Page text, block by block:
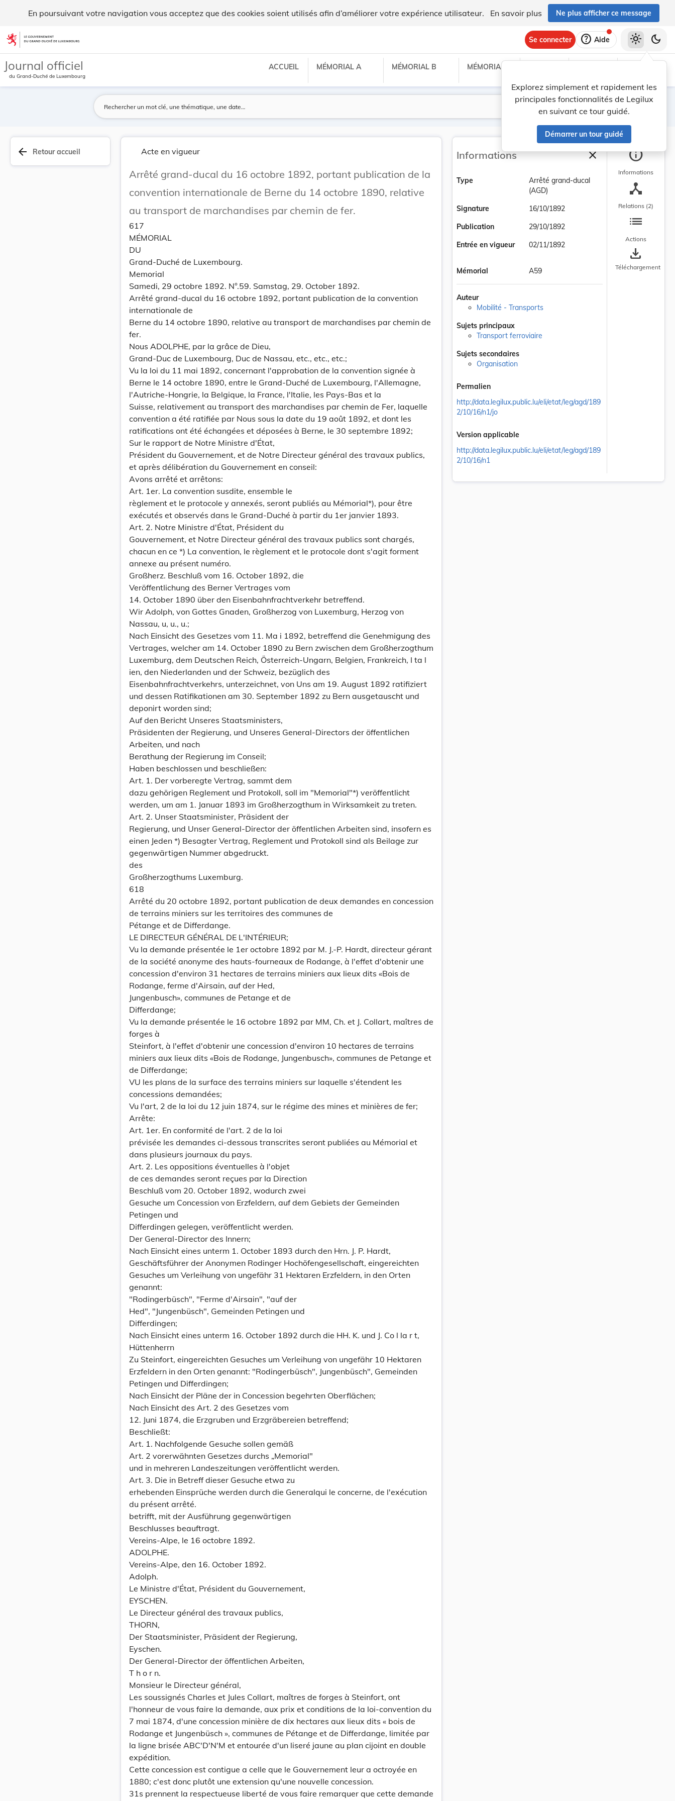
En poursuivant votre navigation vous acceptez que des cookies soient utilisés afin d’améliorer votre expérience utilisateur. En savoir plus Ne plus afficher ce message
Aller au contenu
Se connecter help Aide
Explorez simplement et rapidement les
principales fonctionnalités de Legilux
en suivant ce tour guidé.
Démarrer un tour guidé
light_mode dark_mode
Journal officiel
du Grand-Duché de Luxembourg
ACCUEIL MÉMORIAL A MÉMORIAL B MÉMORIAL C
Lancer la recherche
Filtres
arrow_back Retour accueil Acte en vigueur
Arrêté grand-ducal du 16 octobre 1892, portant publication de la
convention internationale de Berne du 14 octobre 1890, relative
au transport de marchandises par chemin de fer.
617
MÉMORIAL
DU
Grand-Duché de Luxembourg.
Memorial
Samedi, 29 octobre 1892. N°.59. Samstag, 29. October 1892.
Arrêté grand-ducal du 16 octobre 1892, portant publication de la convention
internationale de
Berne du 14 octobre 1890, relative au transport de marchandises par chemin de
fer.
Nous ADOLPHE, par la grâce de Dieu,
Grand-Duc de Luxembourg, Duc de Nassau, etc., etc., etc.;
Vu la loi du 11 mai 1892, concernant l'approbation de la convention signée à
Berne le 14 octobre 1890, entre le Grand-Duché de Luxembourg, l'Allemagne,
l'Autriche-Hongrie, la Belgique, la France, l'Italie, les Pays-Bas et la
Suisse, relativement au transport des marchandises par chemin de Fer, laquelle
convention a été ratifiée par Nous sous la date du 19 août 1892, et dont les
ratifications ont été échangées et déposées à Berne, le 30 septembre 1892;
Sur le rapport de Notre Ministre d'État,
Président du Gouvernement, et de Notre Directeur général des travaux publics,
et après délibération du Gouvernement en conseil:
Avons arrêté et arrêtons:
Art. 1er. La convention susdite, ensemble le
règlement et le protocole y annexés, seront publiés au Mémorial*), pour être
exécutés et observés dans le Grand-Duché à partir du 1er janvier 1893.
Art. 2. Notre Ministre d'État, Président du
Gouvernement, et Notre Directeur général des travaux publics sont chargés,
chacun en ce *) La convention, le règlement et le protocole dont s'agit forment
annexe au présent numéro.
Großherz. Beschluß vom 16. October 1892, die
Veröffentlichung des Berner Vertrages vom
14. October 1890 über den Eisenbahnfrachtverkehr betreffend.
Wir Adolph, von Gottes Gnaden, Großherzog von Luxemburg, Herzog von
Nassau, u, u., u.;
Nach Einsicht des Gesetzes vom 11. Ma i 1892, betreffend die Genehmigung des
Vertrages, welcher am 14. October 1890 zu Bern zwischen dem Großherzogthum
Luxemburg, dem Deutschen Reich, Österreich-Ungarn, Belgien, Frankreich, I ta l
ien, den Niederlanden und der Schweiz, bezüglich des
Eisenbahnfrachtverkehrs, unterzeichnet, von Uns am 19. August 1892 ratifiziert
und dessen Ratifikationen am 30. September 1892 zu Bern ausgetauscht und
deponirt worden sind;
Auf den Bericht Unseres Staatsministers,
Präsidenten der Regierung, und Unseres General-Directors der öffentlichen
Arbeiten, und nach
Berathung der Regierung im Conseil;
Haben beschlossen und beschließen:
Art. 1. Der vorberegte Vertrag, sammt dem
dazu gehörigen Reglement und Protokoll, soll im "Memorial"*) veröffentlicht
werden, um am 1. Januar 1893 im Großherzogthum in Wirksamkeit zu treten.
Art. 2. Unser Staatsminister, Präsident der
Regierung, und Unser General-Director der öffentlichen Arbeiten sind, insofern es
einen Jeden *) Besagter Vertrag, Reglement und Protokoll sind als Beilage zur
gegenwärtigen Nummer abgedruckt.
des
Großherzogthums Luxemburg.
618
Arrêté du 20 octobre 1892, portant publication de deux demandes en concession
de terrains miniers sur les territoires des communes de
Pétange et de Differdange.
LE DIRECTEUR GÉNÉRAL DE L'INTÉRIEUR;
Vu la demande présentée le 1er octobre 1892 par M. J.-P. Hardt, directeur gérant
de la société anonyme des hauts-fourneaux de Rodange, à l'effet d'obtenir une
concession d'environ 31 hectares de terrains miniers aux lieux dits «Bois de
Rodange, ferme d'Airsain, auf der Hed,
Jungenbusch», communes de Petange et de
Differdange;
Vu la demande présentée le 16 octobre 1892 par MM, Ch. et J. Collart, maîtres de
forges à
Steinfort, à l'effet d'obtenir une concession d'environ 10 hectares de terrains
miniers aux lieux dits «Bois de Rodange, Jungenbusch», communes de Petange et
de Differdange;
VU les plans de la surface des terrains miniers sur laquelle s'étendent les
concessions demandées;
Vu l'art, 2 de la loi du 12 juin 1874, sur le régime des mines et minières de fer;
Arrête:
Art. 1er. En conformité de l'art. 2 de la loi
prévisée les demandes ci-dessous transcrites seront publiées au Mémorial et
dans plusieurs journaux du pays.
Art. 2. Les oppositions éventuelles à l'objet
de ces demandes seront reçues par la Direction
Beschluß vom 20. October 1892, wodurch zwei
Gesuche um Concession von Erzfeldern, auf dem Gebiets der Gemeinden
Petingen und
Differdingen gelegen, veröffentlicht werden.
Der General-Director des Innern;
Nach Einsicht eines unterm 1. October 1893 durch den Hrn. J. P. Hardt,
Geschäftsführer der Anonymen Rodinger Hochöfengesellschaft, eingereichten
Gesuches um Verleihung von ungefähr 31 Hektaren Erzfeldern, in den Orten
genannt:
"Rodingerbüsch", "Ferme d'Airsain", "auf der
Hed", "Jungenbüsch", Gemeinden Petingen und
Differdingen;
Nach Einsicht eines unterm 16. October 1892 durch die HH. K. und J. Co l la r t,
Hüttenherrn
Zu Steinfort, eingereichten Gesuches um Verleihung von ungefähr 10 Hektaren
Erzfeldern in den Orten genannt: "Rodingerbüsch", Jungenbüsch", Gemeinden
Petingen und Differdingen;
Nach Einsicht der Pläne der in Concession begehrten Oberflächen;
Nach Einsicht des Art. 2 des Gesetzes vom
12. Juni 1874, die Erzgruben und Erzgräbereien betreffend;
Beschließt:
Art. 1. Nachfolgende Gesuche sollen gemäß
Art. 2 vorerwähnten Gesetzes durchs „Memorial"
und in mehreren Landeszeitungen veröffentlicht werden.
Art. 3. Die in Betreff dieser Gesuche etwa zu
erhebenden Einsprüche werden durch die Generalqui le concerne, de l'exécution
du présent arrêté.
betrifft, mit der Ausführung gegenwärtigen
Beschlusses beauftragt.
Vereins-Alpe, le 16 octobre 1892.
ADOLPHE.
Vereins-Alpe, den 16. October 1892.
Adolph.
Le Ministre d'État, Président du Gouvernement,
EYSCHEN.
Le Directeur général des travaux publics,
THORN,
Der Staatsminister, Präsident der Regierung,
Eyschen.
Der General-Director der öffentlichen Arbeiten,
T h o r n.
Monsieur le Directeur général,
Les soussignés Charles et Jules Collart, maîtres de forges à Steinfort, ont
l'honneur de vous faire la demande, aux prix et conditions de la loi-convention du
7 mai 1874, d'une concession minière de dix hectares aux lieux dits « bois de
Rodange et Jungenbüsch », communes de Pétange et de Differdange, limitée par
la ligne brisée ABC'D'N'M et entourée d'un liseré jaune au plan cijoint en double
expédition.
Cette concession est contigue a celle que le Gouvernement leur a octroyée en
1880; c'est donc plutôt une extension qu'une nouvelle concession.
31s prennent la respectueuse liberté de vous faire remarquer que cette demande
Informations closeFermer la barre
Type
Arrêté grand-ducal
(AGD)
Signature
16/10/1892
Publication
29/10/1892
Entrée en vigueur
02/11/1892
Mémorial A59
Auteur
Mobilité - Transports
Sujets principaux
Transport ferroviaire
Sujets secondaires
Organisation
Permalien
http://data.legilux.public.lu/eli/etat/leg/agd/189
2/10/16/n1/jo
Version applicable
http://data.legilux.public.lu/eli/etat/leg/agd/189
2/10/16/n1
info
Informations
device_hub
Relations (2)
list
Actions
save_alt
Téléchargement